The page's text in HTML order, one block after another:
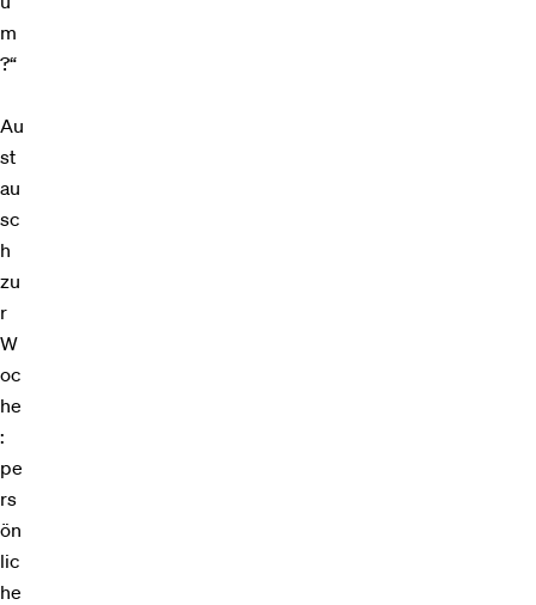
m
?“
Au
st
au
sc
h
zu
r
W
oc
he
:
pe
rs
ön
lic
he